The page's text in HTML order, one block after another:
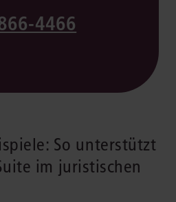
4466
So unterstützt
im juristischen